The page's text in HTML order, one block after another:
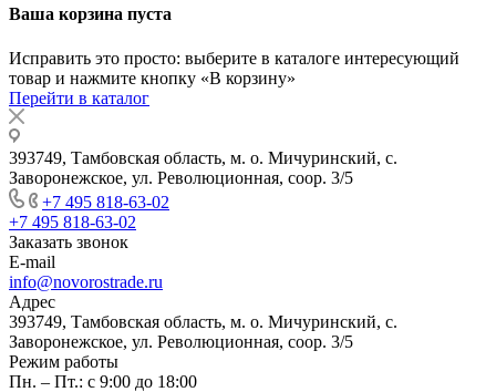
Ваша корзина пуста
Исправить это просто: выберите в каталоге интересующий
товар и нажмите кнопку «В корзину»
Перейти в каталог
393749, Тамбовская область, м. о. Мичуринский, с.
Заворонежское, ул. Революционная, соор. 3/5
+7 495 818-63-02
+7 495 818-63-02
Заказать звонок
E-mail
info@novorostrade.ru
Адрес
393749, Тамбовская область, м. о. Мичуринский, с.
Заворонежское, ул. Революционная, соор. 3/5
Режим работы
Пн. – Пт.: с 9:00 до 18:00